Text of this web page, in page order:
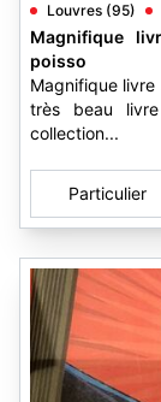
Louvres (95)
Magnifique
poisso
Magnifique
très beau
collection...
Particulier